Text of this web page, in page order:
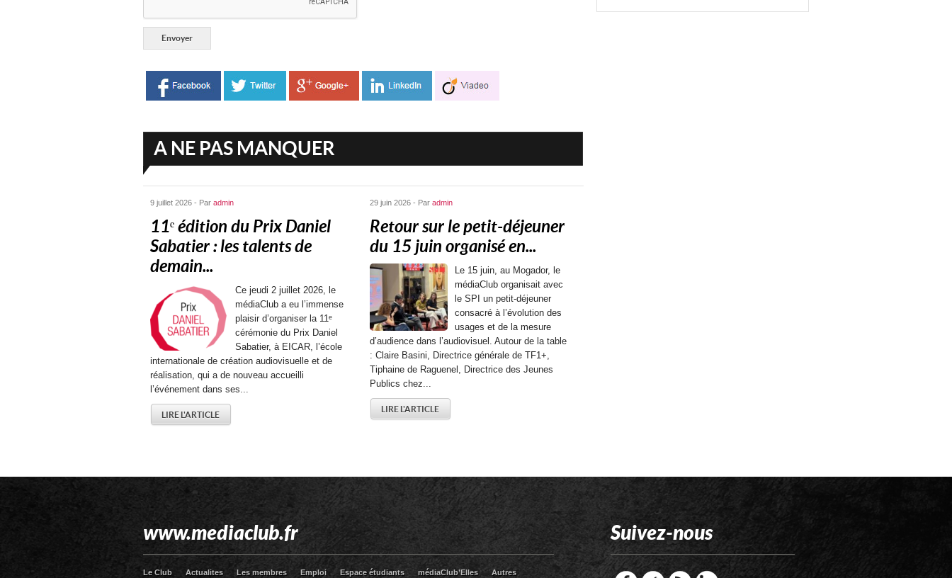
A NE PAS MANQUER
9 juillet 2026 - Par admin
11ᵉ édition du Prix Daniel
Sabatier : les talents de
demain...
Ce jeudi 2 juillet 2026, le
médiaClub a eu l’immense
plaisir d’organiser la 11ᵉ
cérémonie du Prix Daniel
Sabatier, à EICAR, l’école
internationale de création audiovisuelle et de
réalisation, qui a de nouveau accueilli
l’événement dans ses...
LIRE L'ARTICLE
29 juin 2026 - Par admin
Retour sur le petit-déjeuner
du 15 juin organisé en...
Le 15 juin, au Mogador, le
médiaClub organisait avec
le SPI un petit-déjeuner
consacré à l’évolution des
usages et de la mesure
d’audience dans l’audiovisuel. Autour de la table
: Claire Basini, Directrice générale de TF1+,
Tiphaine de Raguenel, Directrice des Jeunes
Publics chez...
LIRE L'ARTICLE
www.mediaclub.fr
Le Club Actualites Les membres Emploi Espace étudiants médiaClub’Elles Autres
Suivez-nous